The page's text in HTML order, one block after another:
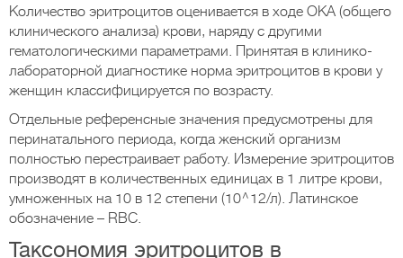
Количество эритроцитов оценивается в ходе ОКА (общего
клинического анализа) крови, наряду с другими
гематологическими параметрами. Принятая в клинико-
лабораторной диагностике норма эритроцитов в крови у
женщин классифицируется по возрасту.
Отдельные референсные значения предусмотрены для
перинатального периода, когда женский организм
полностью перестраивает работу. Измерение эритроцитов
производят в количественных единицах в 1 литре крови,
умноженных на 10 в 12 степени (10^12/л). Латинское
обозначение – RBC.
Таксономия эритроцитов в